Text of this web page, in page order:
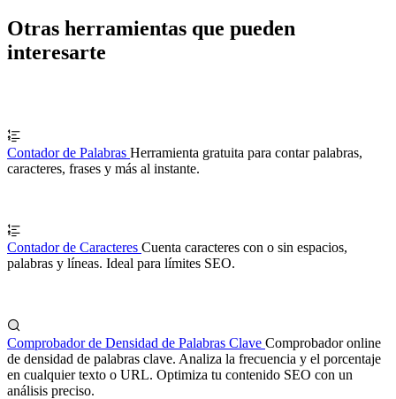
Otras herramientas que pueden
interesarte
Contador de Palabras Herramienta gratuita para contar palabras,
caracteres, frases y más al instante.
Contador de Caracteres Cuenta caracteres con o sin espacios,
palabras y líneas. Ideal para límites SEO.
Comprobador de Densidad de Palabras Clave Comprobador online
de densidad de palabras clave. Analiza la frecuencia y el porcentaje
en cualquier texto o URL. Optimiza tu contenido SEO con un
análisis preciso.